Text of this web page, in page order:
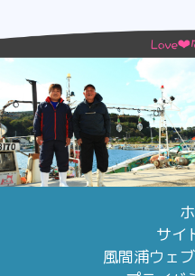
サイ
風間浦ウェ